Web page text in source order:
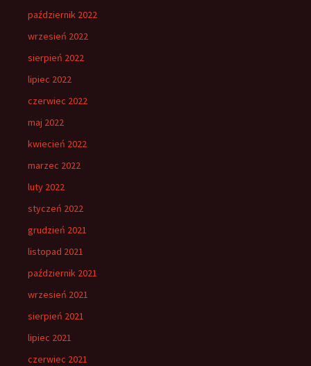
październik 2022
wrzesień 2022
sierpień 2022
lipiec 2022
czerwiec 2022
maj 2022
kwiecień 2022
marzec 2022
luty 2022
styczeń 2022
grudzień 2021
listopad 2021
październik 2021
wrzesień 2021
sierpień 2021
lipiec 2021
czerwiec 2021